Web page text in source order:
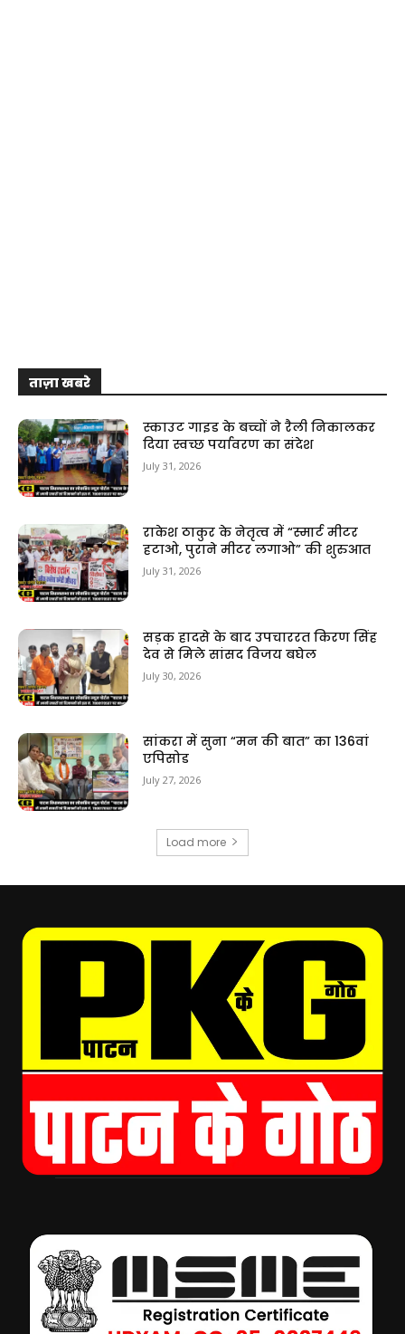
ताज़ा खबरे
स्काउट गाइड के बच्चों ने रैली निकालकर
दिया स्वच्छ पर्यावरण का संदेश
July 31, 2026
राकेश ठाकुर के नेतृत्व में “स्मार्ट मीटर
हटाओ, पुराने मीटर लगाओ” की शुरुआत
July 31, 2026
सड़क हादसे के बाद उपचाररत किरण सिंह
देव से मिले सांसद विजय बघेल
July 30, 2026
सांकरा में सुना “मन की बात” का 136वां
एपिसोड
July 27, 2026
Load more